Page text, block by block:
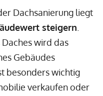
Dachsanierung liegt
steigern
wird das
Gebäudes
besonders wichtig
verkaufen oder